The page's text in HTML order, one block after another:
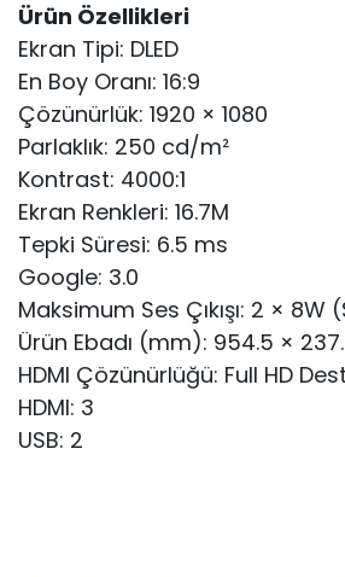
Ürün Özellikleri
Ekran Tipi: DLED
En Boy Oranı: 16:9
Çözünürlük: 1920 × 1080
Parlaklık: 250 cd/m²
Kontrast: 4000:1
Ekran Renkleri: 16.7M
Tepki Süresi: 6.5 ms
Google: 3.0
Maksimum Ses Çıkışı: 2 × 8W
Ürün Ebadı (mm): 954.5 ×
HDMI Çözünürlüğü: Full HD
HDMI: 3
USB: 2